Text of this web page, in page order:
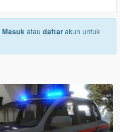
Masuk atau daftarakun untuk